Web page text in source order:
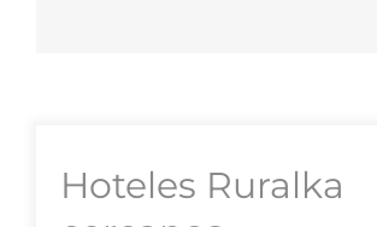
Hoteles Ruralka